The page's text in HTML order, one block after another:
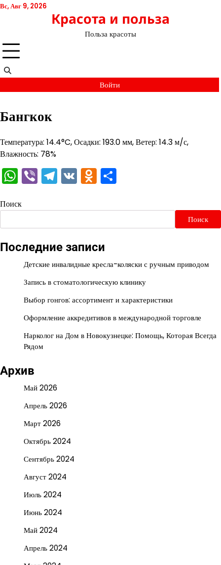
Перейти
Вс, Авг 9, 2026
Красота и польза
Польза красоты
Войти
Бангкок
Температура: 14.4°C, Осадки: 193.0 мм, Ветер: 14.3 м/с,
Влажность: 78%
WhatsApp
ViberTelegram
VKOdnoklassniki
Поиск
Поиск
Последние записи
Детские инвалидные кресла-коляски с ручным приводом
Запись в стоматологическую клинику
Выбор гонгов: ассортимент и характеристики
Оформление аккредитивов в международной торговле
Нарколог на Дом в Новокузнецке: Помощь, Которая Всегда
Рядом
Архив
Май 2026
Апрель 2026
Март 2026
Октябрь 2024
Сентябрь 2024
Август 2024
Июль 2024
Июнь 2024
Май 2024
Апрель 2024